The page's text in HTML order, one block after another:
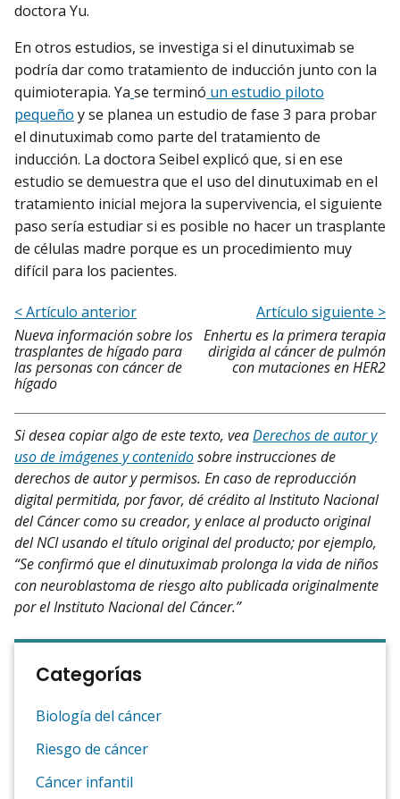
doctora Yu.
En otros estudios, se investiga si el dinutuximab se
podría dar como tratamiento de inducción junto con la
quimioterapia. Ya se terminó un estudio piloto
pequeño y se planea un estudio de fase 3 para probar
el dinutuximab como parte del tratamiento de
inducción. La doctora Seibel explicó que, si en ese
estudio se demuestra que el uso del dinutuximab en el
tratamiento inicial mejora la supervivencia, el siguiente
paso sería estudiar si es posible no hacer un trasplante
de células madre porque es un procedimiento muy
difícil para los pacientes.
< Artículo anterior
Nueva información sobre los
trasplantes de hígado para
las personas con cáncer de
hígado
Artículo siguiente >
Enhertu es la primera terapia
dirigida al cáncer de pulmón
con mutaciones en HER2
Si desea copiar algo de este texto, veaDerechos de autor y
uso de imágenes y contenidosobre instrucciones de
derechos de autor y permisos. En caso de reproducción
digital permitida, por favor, dé crédito al Instituto Nacional
del Cáncer como su creador, y enlace al producto original
del NCI usando el título original del producto; por ejemplo,
“Se confirmó que el dinutuximab prolonga la vida de niños
con neuroblastoma de riesgo alto publicada originalmente
por el Instituto Nacional del Cáncer.”
Categorías
Biología del cáncer
Riesgo de cáncer
Cáncer infantil